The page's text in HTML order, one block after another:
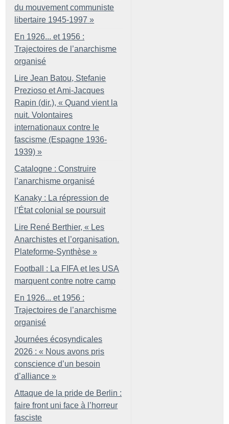
du mouvement communiste
libertaire 1945-1997 »
En 1926... et 1956 :
Trajectoires de l’anarchisme
organisé
Lire Jean Batou, Stefanie
Prezioso et Ami-Jacques
Rapin (dir.), « Quand vient la
nuit. Volontaires
internationaux contre le
fascisme (Espagne 1936-
1939) »
Catalogne : Construire
l’anarchisme organisé
Kanaky : La répression de
l’État colonial se poursuit
Lire René Berthier, « Les
Anarchistes et l’organisation.
Plateforme-Synthèse »
Football : La FIFA et les USA
marquent contre notre camp
En 1926... et 1956 :
Trajectoires de l’anarchisme
organisé
Journées écosyndicales
2026 : « Nous avons pris
conscience d’un besoin
d’alliance »
Attaque de la pride de Berlin :
faire front uni face à l’horreur
fasciste